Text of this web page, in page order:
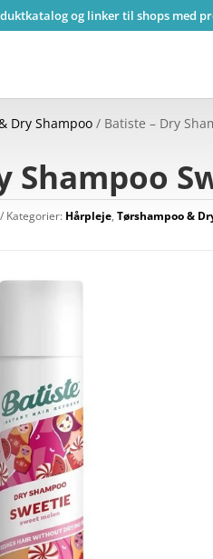
og linker til shops med
Dry Shampoo / Batiste – Dry
Shampoo
Kategorier: Hårpleje,Tørshampoo &